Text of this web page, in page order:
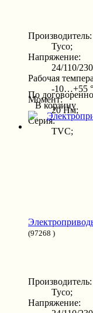
Производитель:
Tyco;
Напряжение:
24/110/
Рабочая
-10…+55
Момент:
20 Нм;
Серия:
TVC;
По
В корзину
(97268 )
Производитель:
Tyco;
Напряжение: